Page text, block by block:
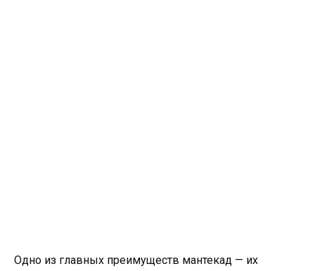
Одно из главных преимуществ мантекад — их